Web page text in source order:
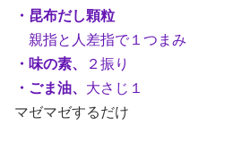
・昆布だし顆粒
親指と人差指で１つまみ
・味の素、
２振り
・ごま油、 大さじ１
マゼマゼするだけ